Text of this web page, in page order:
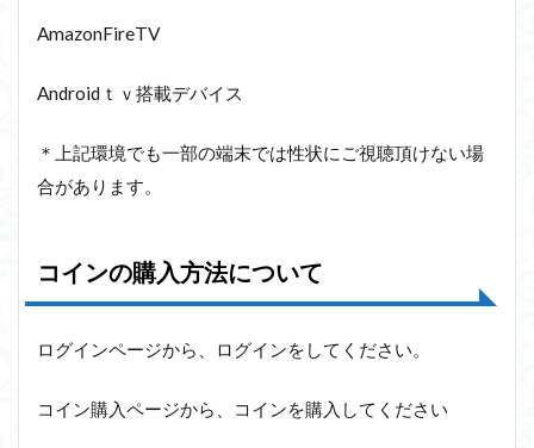
AmazonFireTV
Androidｔｖ搭載デバイス
＊上記環境でも一部の端末では性状にご視聴頂けない場
合があります。
コインの購入方法について
ログインページから、ログインをしてください。
コイン購入ページから、コインを購入してください